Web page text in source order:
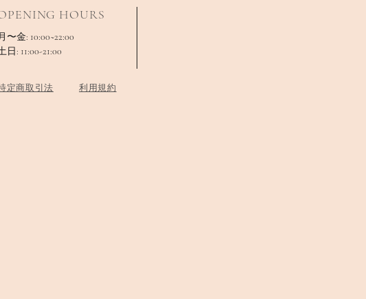
HOURS
〜金: 10:00~22:00
日: 11:00-21:00
定商取引法 ​利用規約